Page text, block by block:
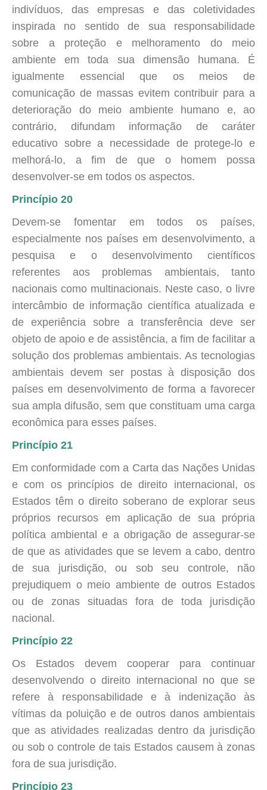
indivíduos, das empresas e das coletividades
inspirada no sentido de sua responsabilidade
sobre a proteção e melhoramento do meio
ambiente em toda sua dimensão humana. É
igualmente essencial que os meios de
comunicação de massas evitem contribuir para a
deterioração do meio ambiente humano e, ao
contrário, difundam informação de caráter
educativo sobre a necessidade de protege-lo e
melhorá-lo, a fim de que o homem possa
desenvolver-se em todos os aspectos.
Princípio 20
Devem-se fomentar em todos os países,
especialmente nos países em desenvolvimento, a
pesquisa e o desenvolvimento científicos
referentes aos problemas ambientais, tanto
nacionais como multinacionais. Neste caso, o livre
intercâmbio de informação científica atualizada e
de experiência sobre a transferência deve ser
objeto de apoio e de assistência, a fim de facilitar a
solução dos problemas ambientais. As tecnologias
ambientais devem ser postas à disposição dos
países em desenvolvimento de forma a favorecer
sua ampla difusão, sem que constituam uma carga
econômica para esses países.
Princípio 21
Em conformidade com a Carta das Nações Unidas
e com os princípios de direito internacional, os
Estados têm o direito soberano de explorar seus
próprios recursos em aplicação de sua própria
política ambiental e a obrigação de assegurar-se
de que as atividades que se levem a cabo, dentro
de sua jurisdição, ou sob seu controle, não
prejudiquem o meio ambiente de outros Estados
ou de zonas situadas fora de toda jurisdição
nacional.
Princípio 22
Os Estados devem cooperar para continuar
desenvolvendo o direito internacional no que se
refere à responsabilidade e à indenização às
vítimas da poluição e de outros danos ambientais
que as atividades realizadas dentro da jurisdição
ou sob o controle de tais Estados causem à zonas
fora de sua jurisdição.
Princípio 23